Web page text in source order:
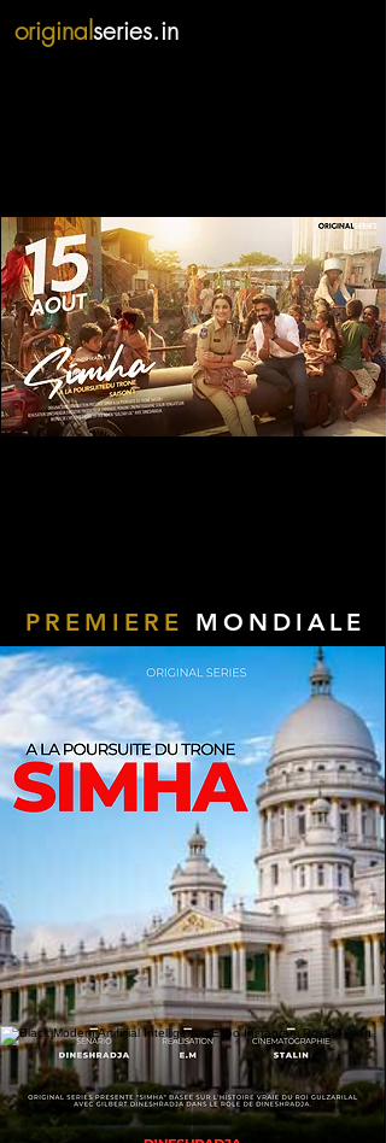
originalseries.in
L'EPISODE 1 DE SIMHA DANS
PREMIERE MONDIALE